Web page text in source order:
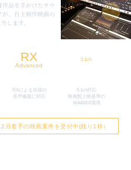
品を手がけたサウ
が、自主制作映画の
します。
RX
Advanced
RXによる先端の
​音声修復に対応
5.1ch
5.1ch対応
映画館上映基準の
MA&MIX環境
着手の映画案件を受付中(残り1枠）